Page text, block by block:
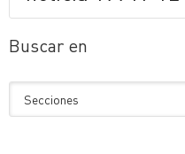
Buscar en